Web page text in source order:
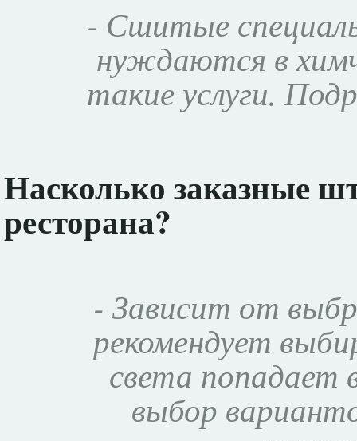
- Сшитые
нуждаются в
такие услуги.
Насколько заказные
ресторана?
- Зависит от
рекомендует
света попадает
выбор